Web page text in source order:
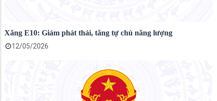
Xăng E10: Giảm phát thải, tăng tự chủ năng lượng
12/05/2026